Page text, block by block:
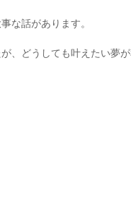
な話があります。
、どうしても叶えたい夢が